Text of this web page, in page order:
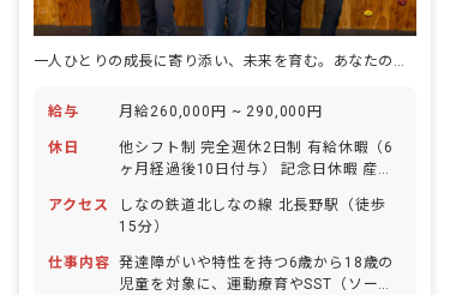
給与 月給260,000円 ~ 290,000円
休日
他シフト制 完全週休2日制 有給休暇（6
ヶ月経過後10日付与） 記念日休暇 産
年間休日107日
アクセス
しなの鉄道北しなの線 北長野駅（徒歩
15分）
仕事内容 発達障がいや特性を持つ6歳から18歳の
児童を対象に、運動療育やSST（ソーシ